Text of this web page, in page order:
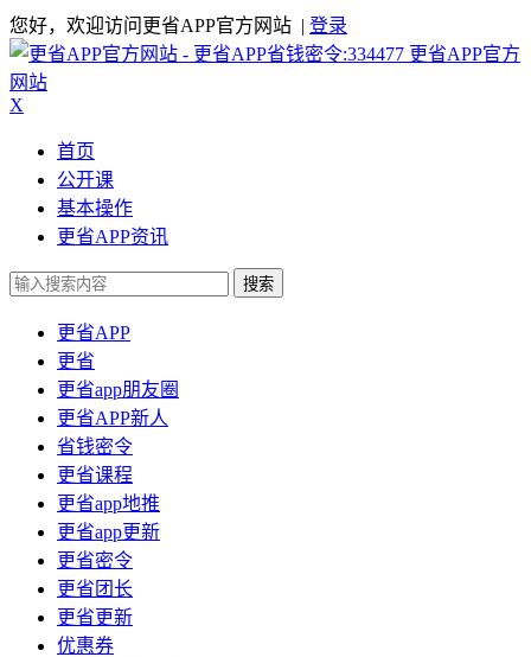
您好，欢迎访问更省APP官方网站 | 登录
更省APP官方
网站
X
首页
公开课
基本操作
更省APP资讯
搜索
更省APP
更省
更省app朋友圈
更省APP新人
省钱密令
更省课程
更省app地推
更省app更新
更省密令
更省团长
更省更新
优惠券